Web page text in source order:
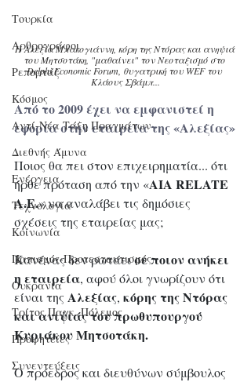
Τουρκία
Αρθρογράφοι
Ρεπορτάζ
Κόσμος
Αντί-Νέα Τάξη Πραγμάτων
Διεθνής Άμυνα
Ενέργεια
Τεχνολογία
Κοινωνία
Παπισμός-Προτεσταντισμός
Ουκρανία
Τρίτος Παγκ. Πόλεμος
Προφητείες
Συνεντεύξεις
Η Αλεξία Μπακογιάννη, κόρη της Ντόρας και ανηψιά
του Μητσοτάκη, "μαθαίνει" τον Νεοταξισμό στο
Delphi Economic Forum, θυγατρική του WEF του
Κλάους Σβάμπ...
Από το 2009 έχει να εμφανιστεί η
εφορία στην εταιρεία της «Αλεξίας»
Ποιος θα πει στον επιχειρηματία... ότι
ήρθε πρόταση από την «AIA RELATE
A.E.» να αναλάβει τις δημόσιες
σχέσεις της εταιρείας μας;
Κανένας δεν ρωτάει σε ποιον ανήκει
η εταιρεία, αφού όλοι γνωρίζουν ότι
είναι της Αλεξίας, κόρης της Ντόρας
και ανιψιάς του πρωθυπουργού
Κυριάκου Μητσοτάκη.
Ο πρόεδρος και διευθύνων σύμβουλος